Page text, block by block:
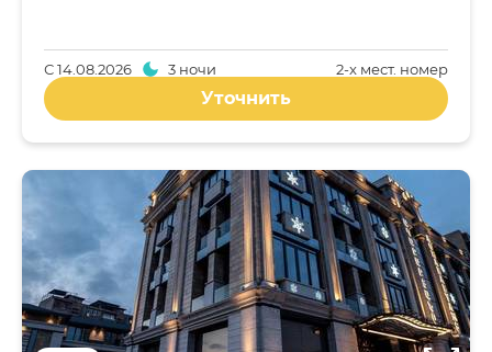
2-x мест. номер
С14.08.2026 3 ночи
Уточнить